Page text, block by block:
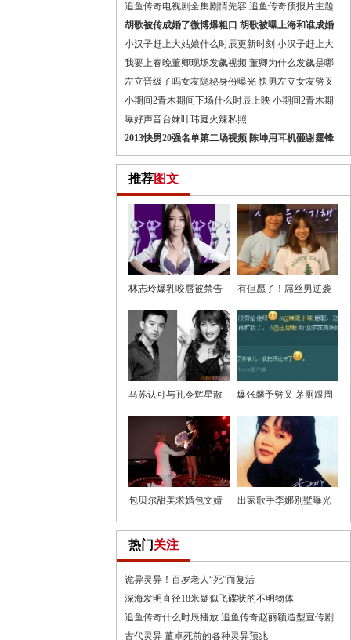
追鱼传奇电视剧全集剧情先容 追鱼传奇预报片主题
胡歌被传成婚了微博爆粗口 胡歌被曝上海和谁成婚
小汉子赶上大姑娘什么时辰更新时刻 小汉子赶上大
我要上春晚董卿现场发飙视频 董卿为什么发飙是哪
左立晋级了吗女友隐秘身份曝光 快男左立女友劈叉
小期间2青木期间下场什么时辰上映 小期间2青木期
曝好声音台妹叶玮庭火辣私照
2013快男20强名单第二场视频 陈坤用耳机砸谢霆锋
推荐图文
林志玲爆乳咬唇被禁告
白曝光
有但愿了！屌丝男逆袭
与女神
马苏认可与孔令辉星散
11年长
爆张馨予劈叉 茅厕跟周
杰伦X
包贝尔甜美求婚包文婧
包贝
出家歌手李娜别墅曝光
出家
热门 关注
诡异灵异！百岁老人“死”而复活
深海发明直径18米疑似飞碟状的不明物体
追鱼传奇什么时辰播放 追鱼传奇赵丽颖造型宣传剧
古代灵异 董卓死前的各种灵异预兆